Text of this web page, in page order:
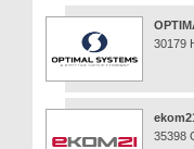
30179
ekom21
35398